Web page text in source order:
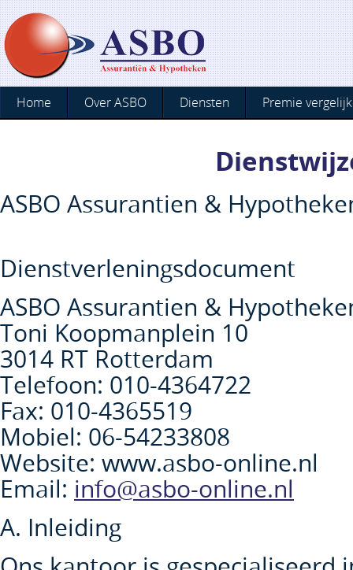
Home Over ASBO Diensten Premie
ASBO Assurantien &
Dienstverleningsdocument
ASBO Assurantien &
Toni Koopmanplein 10
3014 RT Rotterdam
Telefoon: 010-4364722
Fax: 010-4365519
Mobiel: 06-54233808
Website: www.asbo-online.nl
Email: info@asbo-online.nl
A. Inleiding